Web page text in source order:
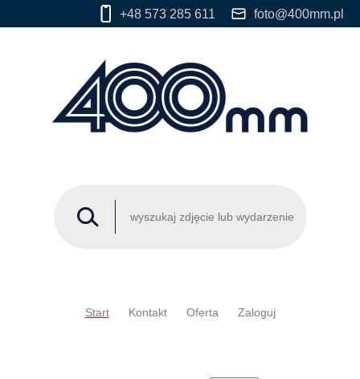
+48 573 285 611 foto@400mm.pl
Start Kontakt Oferta Zaloguj